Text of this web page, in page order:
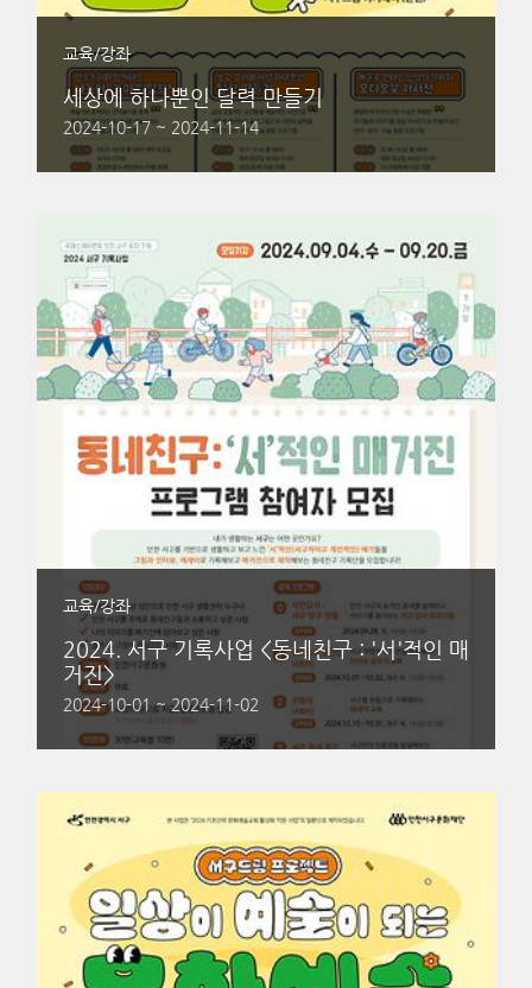
교육/강좌
세상에 하나뿐인 달력 만들기
2024-10-17 ~ 2024-11-14
교육/강좌
2024. 서구 기록사업 <동네친구 : '서'적인 매
거진>
2024-10-01 ~ 2024-11-02